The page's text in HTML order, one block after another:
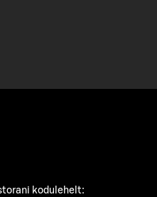
kodulehelt: